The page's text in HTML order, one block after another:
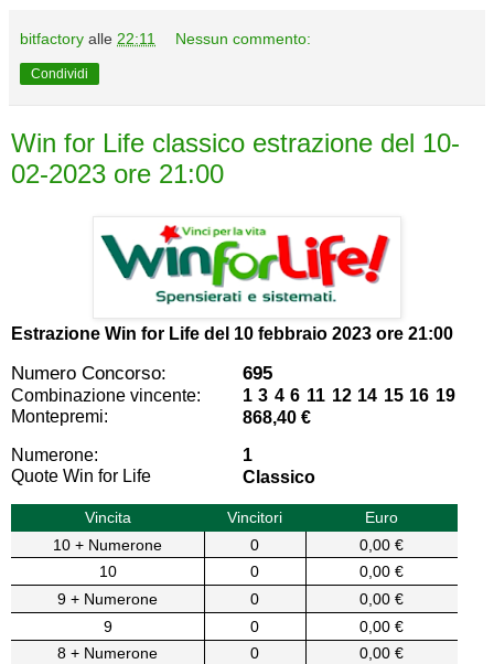
bitfactory alle 22:11 Nessun commento:
Condividi
Win for Life classico estrazione del 10-
02-2023 ore 21:00
Estrazione Win for Life del 10 febbraio 2023 ore 21:00
Numero Concorso: 695
Combinazione vincente:
1 3 4 6 11 12 14 15 16 19
Montepremi:
868,40 €
Numerone:
1
Quote Win for Life
Classico
Vincita Vincitori
Euro
10 + Numerone
0
0,00 €
10
0
0,00 €
9 + Numerone
0
0,00 €
9
0
0,00 €
8 + Numerone
0
0,00 €